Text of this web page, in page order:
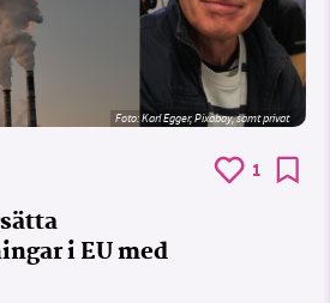
Foto:Karl Egger, Pixabay, samt privat
1
i EU med